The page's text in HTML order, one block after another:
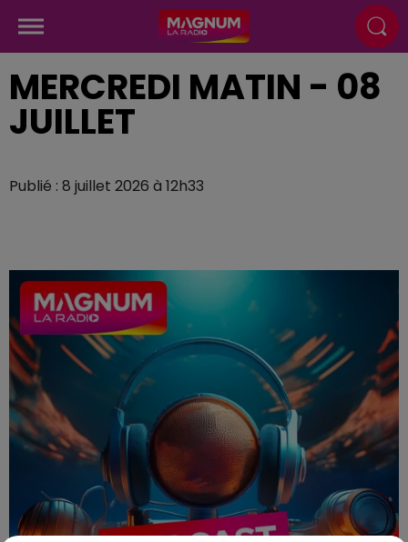
MERCREDI MATIN - 08
JUILLET
Publié : 8 juillet 2026 à 12h33